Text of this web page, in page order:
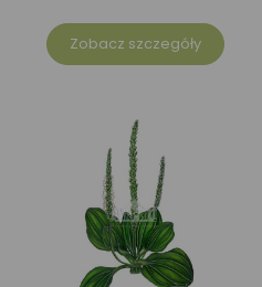
Zobacz szczegóły